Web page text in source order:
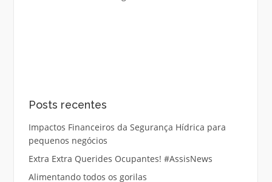
Posts recentes
Impactos Financeiros da Segurança Hídrica para
pequenos negócios
Extra Extra Querides Ocupantes! #AssisNews
Alimentando todos os gorilas